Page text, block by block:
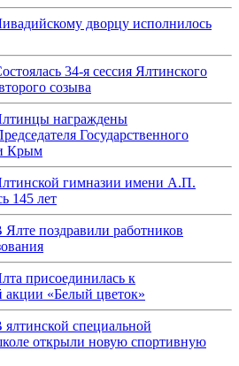
дворцу исполнилось
34-я сессия Ялтинского
созыва
награждены
Государственного
Крым
гимназии имени А.П.
145 лет
Ялте поздравили работников
присоединилась к
акции «Белый цветок»
ялтинской специальной
открыли новую спортивную